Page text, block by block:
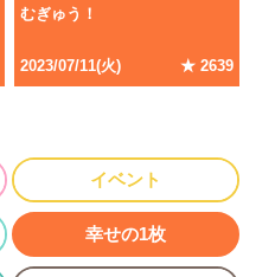
むぎゅう！
2023/07/11(火) ★ 2639
イベント
幸せの1枚